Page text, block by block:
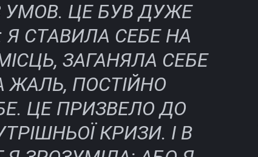
УМОВ. ЦЕ БУВ ДУЖЕ
СТАВИЛА СЕБЕ НА
ЗАГАНЯЛА СЕБЕ
ЖАЛЬ, ПОСТІЙНО
ЦЕ ПРИЗВЕЛО ДО
КРИЗИ. І В